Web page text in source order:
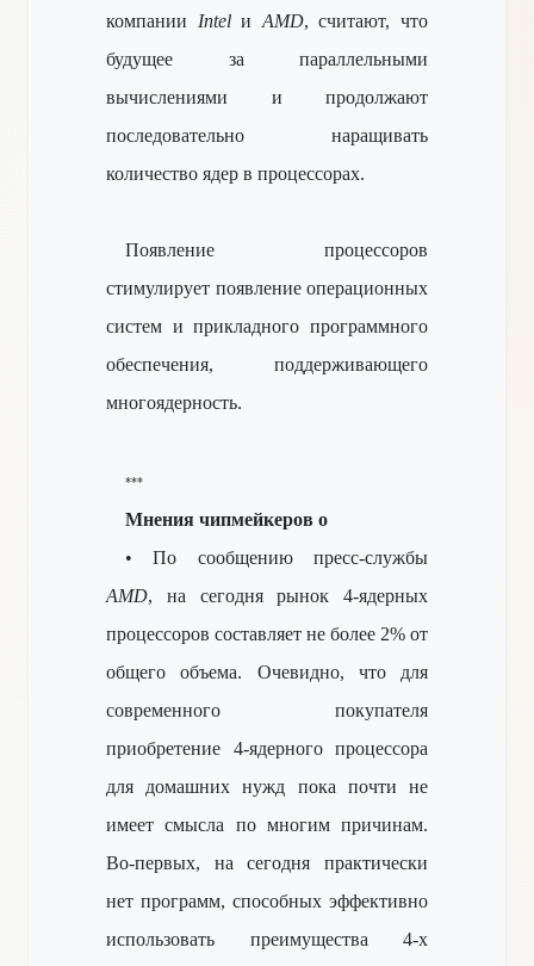
компании Intelи AMD, считают, что
будущее за параллельными
вычислениями и продолжают
последовательно наращивать
количество ядер в процессорах.
Появление процессоров
стимулирует появление операционных
систем и прикладного программного
обеспечения, поддерживающего
многоядерность.
***
Мнения чипмейкеров о
• По сообщению пресс-службы
AMD, на сегодня рынок 4-ядерных
процессоров составляет не более 2% от
общего объема. Очевидно, что для
современного покупателя
приобретение 4-ядерного процессора
для домашних нужд пока почти не
имеет смысла по многим причинам.
Во-первых, на сегодня практически
нет программ, способных эффективно
использовать преимущества 4-х